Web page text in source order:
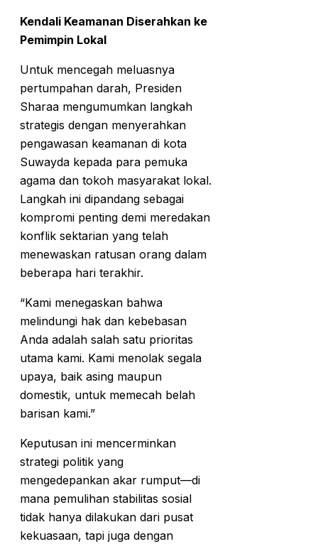
Kendali Keamanan Diserahkan ke
Pemimpin Lokal
Untuk mencegah meluasnya
pertumpahan darah, Presiden
Sharaa mengumumkan langkah
strategis dengan menyerahkan
pengawasan keamanan di kota
Suwayda kepada para pemuka
agama dan tokoh masyarakat lokal.
Langkah ini dipandang sebagai
kompromi penting demi meredakan
konflik sektarian yang telah
menewaskan ratusan orang dalam
beberapa hari terakhir.
“Kami menegaskan bahwa
melindungi hak dan kebebasan
Anda adalah salah satu prioritas
utama kami. Kami menolak segala
upaya, baik asing maupun
domestik, untuk memecah belah
barisan kami.”
Keputusan ini mencerminkan
strategi politik yang
mengedepankan akar rumput—di
mana pemulihan stabilitas sosial
tidak hanya dilakukan dari pusat
kekuasaan, tapi juga dengan